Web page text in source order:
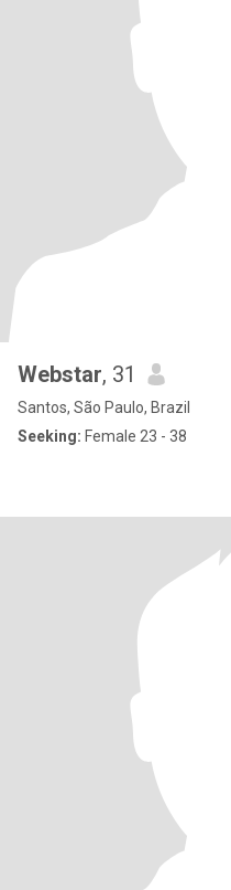
Webstar, 31
Santos, São Paulo, Brazil
Seeking: Female 23 - 38